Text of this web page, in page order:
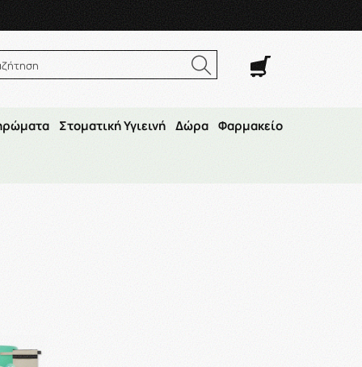
Σαβ. 8:00π.μ.–14:30μ.μ
Στοματική Υγιεινή Δώρα Φαρμακείο